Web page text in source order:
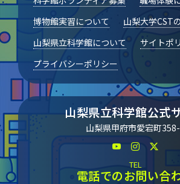
博物館実習について
山梨大学CST
山梨県立科学館について
サイトポ
プライバシーポリシー
山梨県立科学館公式
山梨県甲府市愛宕町
TEL
電話でのお問い合